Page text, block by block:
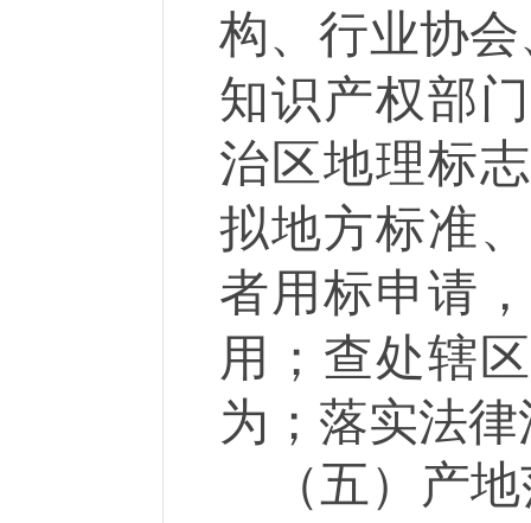
构、行业协
知识产权部
治区地理标
拟地方标准
者用标申请
用；查处辖
为；落实法
（五）产